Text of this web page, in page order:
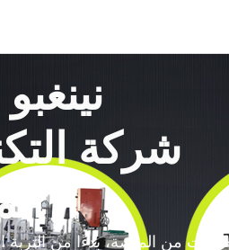
شركة
من المنصة، بدءًا من التربة